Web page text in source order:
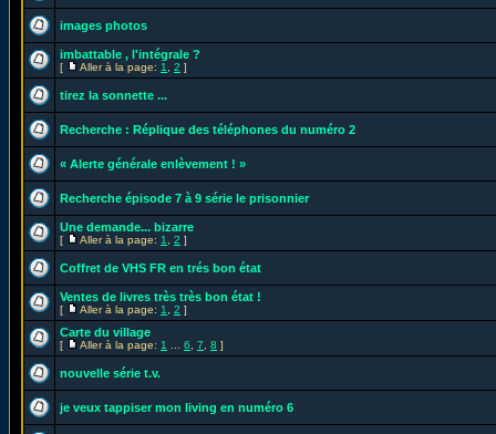
images photos
imbattable , l'intégrale ?
[ Aller à la page: 1 2 ]
tirez la sonnette ...
Recherche : Réplique des téléphones du numéro 2
« Alerte générale enlèvement ! »
Recherche épisode 7 à 9 série le prisonnier
Une demande... bizarre
[ Aller à la page: 1 2 ]
Coffret de VHS FR en trés bon état
Ventes de livres très très bon état !
[ Aller à la page: 1 2 ]
Carte du village
[ Aller à la page: 1 6 7 8 ]
nouvelle série t.v.
je veux tappiser mon living en numéro 6